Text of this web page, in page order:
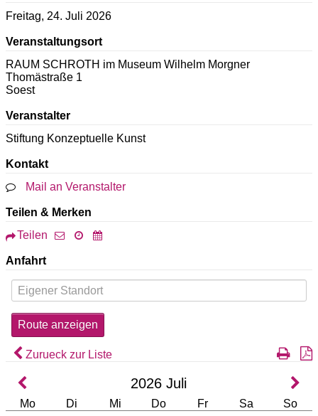
Freitag, 24. Juli 2026
Veranstaltungsort
RAUM SCHROTH im Museum Wilhelm Morgner
Thomästraße 1
Soest
Veranstalter
Stiftung Konzeptuelle Kunst
Kontakt
Mail an Veranstalter
Teilen & Merken
Teilen
Anfahrt
Zurueck zur Liste
2026 Juli
Mo Di Mi Do Fr Sa
So